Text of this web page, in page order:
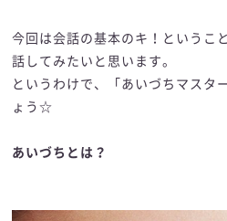
今回は会話の基本のキ！というこ
話してみたいと思います。
というわけで、「あいづちマスタ
ょう☆
あいづちとは？